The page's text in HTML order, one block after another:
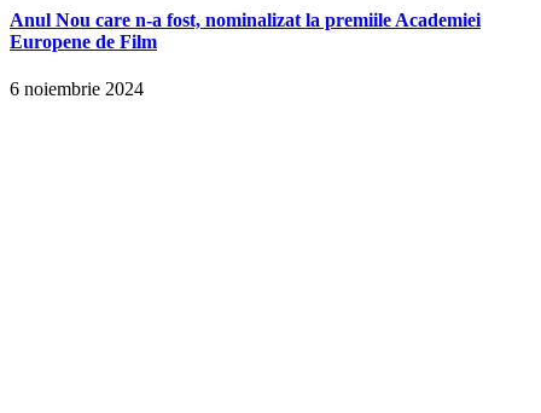
Anul Nou care n-a fost, nominalizat la premiile Academiei
Europene de Film
6 noiembrie 2024